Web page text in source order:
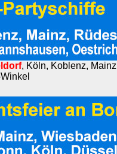
, Köln, Koblenz,